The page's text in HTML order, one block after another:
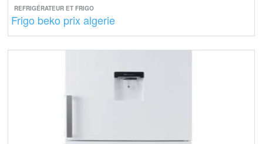
REFRIGÉRATEUR ET FRIGO
Frigo beko prix algerie